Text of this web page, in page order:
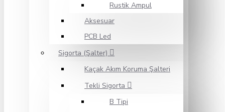
Rustik Ampul
Aksesuar
PCB Led
Sigorta (Şalter)
Kaçak Akım Koruma Şalteri
Tekli Sigorta
B Tipi